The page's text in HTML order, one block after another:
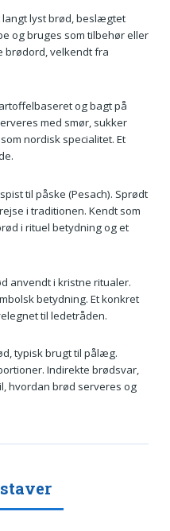
lyst brød, beslægtet
og bruges som tilbehør eller
brødord, velkendt fra
og bagt på
med smør, sukker
nordisk specialitet. Et
til påske (Pesach). Sprødt
i traditionen. Kendt som
i rituel betydning og et
anvendt i kristne ritualer.
betydning. Et konkret
til ledetråden.
typisk brugt til pålæg.
Indirekte brødsvar,
hvordan brød serveres og